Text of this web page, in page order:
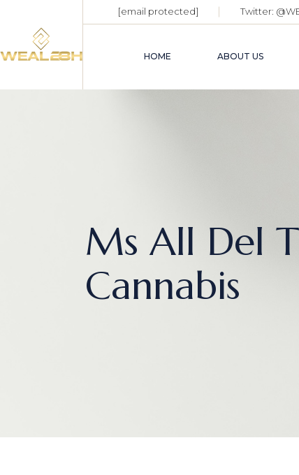
[email protected] Twitter:
HOME ABOUT US
Ms All Del
Cannabis